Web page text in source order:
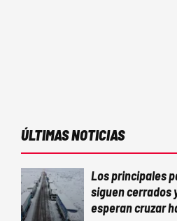
ÚLTIMAS NOTICIAS
Los principales
siguen cerrados
esperan cruzar